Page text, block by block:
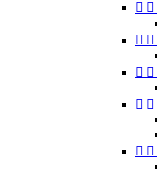
 
 
 
 
 